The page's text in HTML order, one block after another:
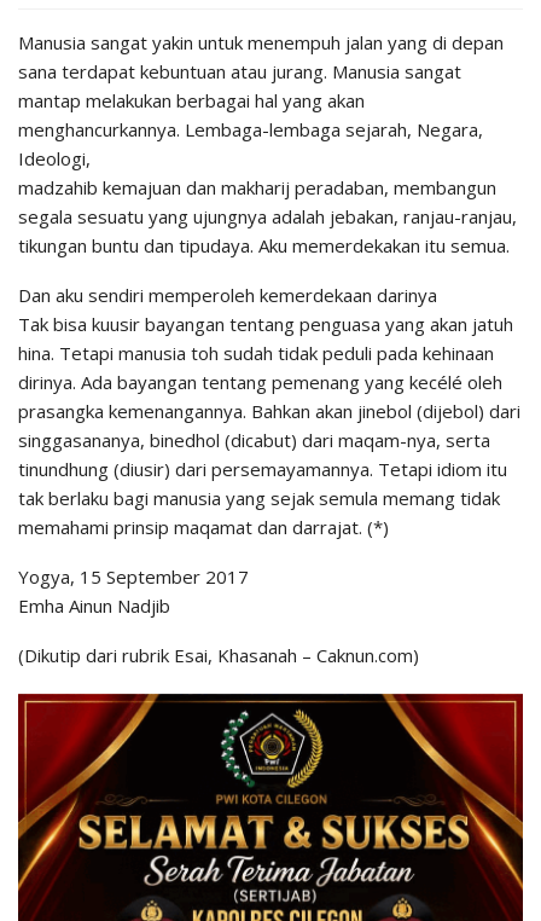
Manusia sangat yakin untuk menempuh jalan yang di depan
sana terdapat kebuntuan atau jurang. Manusia sangat
mantap melakukan berbagai hal yang akan
menghancurkannya. Lembaga-lembaga sejarah, Negara,
Ideologi,
madzahib kemajuan dan makharij peradaban, membangun
segala sesuatu yang ujungnya adalah jebakan, ranjau-ranjau,
tikungan buntu dan tipudaya. Aku memerdekakan itu semua.
Dan aku sendiri memperoleh kemerdekaan darinya
Tak bisa kuusir bayangan tentang penguasa yang akan jatuh
hina. Tetapi manusia toh sudah tidak peduli pada kehinaan
dirinya. Ada bayangan tentang pemenang yang kecélé oleh
prasangka kemenangannya. Bahkan akan jinebol (dijebol) dari
singgasananya, binedhol (dicabut) dari maqam-nya, serta
tinundhung (diusir) dari persemayamannya. Tetapi idiom itu
tak berlaku bagi manusia yang sejak semula memang tidak
memahami prinsip maqamat dan darrajat. (*)
Yogya, 15 September 2017
Emha Ainun Nadjib
(Dikutip dari rubrik Esai, Khasanah – Caknun.com)